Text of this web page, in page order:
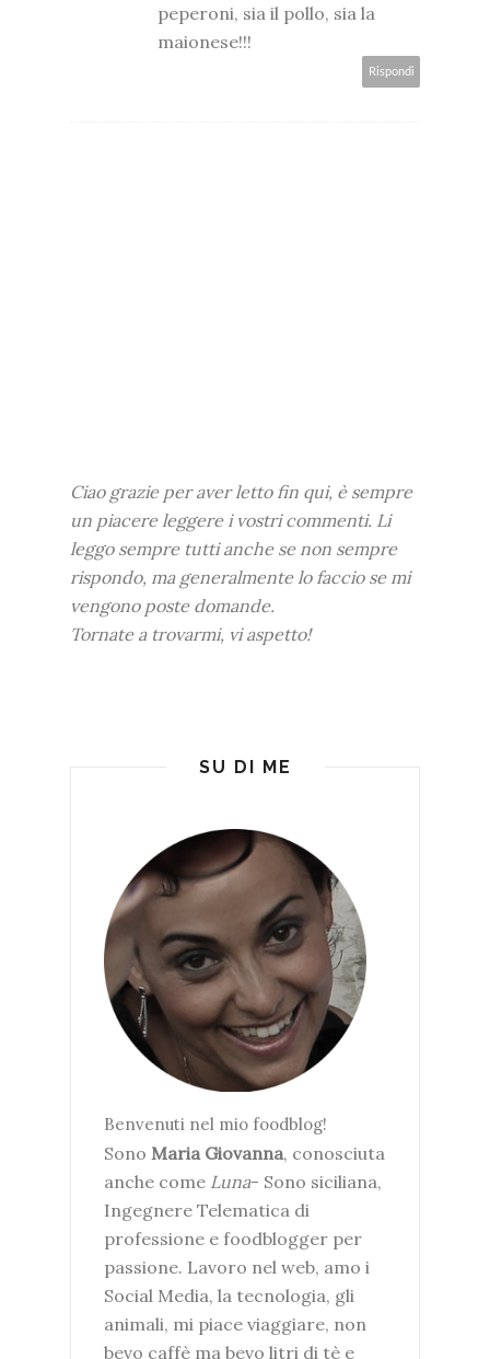
peperoni, sia il pollo, sia la
maionese!!!
Rispondi
Ciao grazie per aver letto fin qui, è sempre
un piacere leggere i vostri commenti. Li
leggo sempre tutti anche se non sempre
rispondo, ma generalmente lo faccio se mi
vengono poste domande.
Tornate a trovarmi, vi aspetto!
SU DI ME
Benvenuti nel mio foodblog!
Sono Maria Giovanna, conosciuta
anche come Luna- Sono siciliana,
Ingegnere Telematica di
professione e foodblogger per
passione. Lavoro nel web, amo i
Social Media, la tecnologia, gli
animali, mi piace viaggiare, non
bevo caffè ma bevo litri di tè e